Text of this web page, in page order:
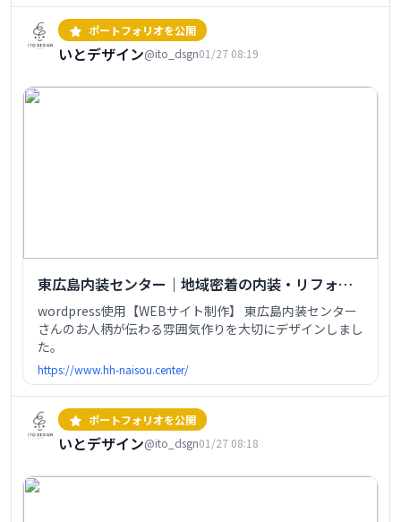
ポートフォリオを公開
いとデザイン@ito_dsgn01/27 08:19
東広島内装センター｜地域密着の内装・リフォー
ム
wordpress使用【WEBサイト制作】 東広島内装センター
さんのお人柄が伝わる雰囲気作りを大切にデザインしまし
た。
https://www.hh-naisou.center/
ポートフォリオを公開
いとデザイン@ito_dsgn01/27 08:18